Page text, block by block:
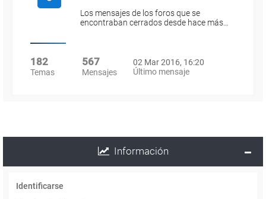
Los mensajes de los foros que se
encontraban cerrados desde hace más…
182
Temas
567
Mensajes
02 Mar 2016, 16:20
Último mensaje
Información
Identificarse